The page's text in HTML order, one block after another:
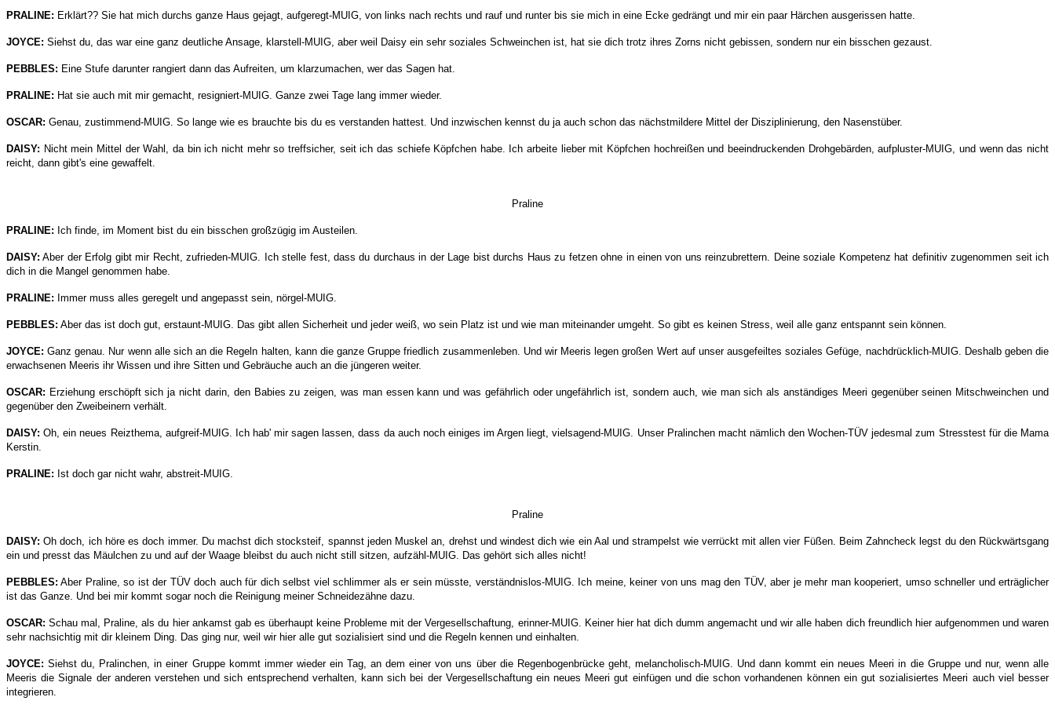
PRALINE: Erklärt?? Sie hat mich durchs ganze Haus gejagt, aufgeregt-MUIG, von links nach rechts und rauf und runter bis sie mich in eine Ecke gedrängt und mir ein paar Härchen ausgerissen hatte.
JOYCE: Siehst du, das war eine ganz deutliche Ansage, klarstell-MUIG, aber weil Daisy ein sehr soziales Schweinchen ist, hat sie dich trotz ihres Zorns nicht gebissen, sondern nur ein bisschen gezaust.
PEBBLES: Eine Stufe darunter rangiert dann das Aufreiten, um klarzumachen, wer das Sagen hat.
PRALINE: Hat sie auch mit mir gemacht, resigniert-MUIG. Ganze zwei Tage lang immer wieder.
OSCAR: Genau, zustimmend-MUIG. So lange wie es brauchte bis du es verstanden hattest. Und inzwischen kennst du ja auch schon das nächstmildere Mittel der Disziplinierung, den Nasenstüber.
DAISY: Nicht mein Mittel der Wahl, da bin ich nicht mehr so treffsicher, seit ich das schiefe Köpfchen habe. Ich arbeite lieber mit Köpfchen hochreißen und beeindruckenden Drohgebärden, aufpluster-MUIG, und wenn das nicht
reicht, dann gibt's eine gewaffelt.
Praline
PRALINE: Ich finde, im Moment bist du ein bisschen großzügig im Austeilen.
DAISY: Aber der Erfolg gibt mir Recht, zufrieden-MUIG. Ich stelle fest, dass du durchaus in der Lage bist durchs Haus zu fetzen ohne in einen von uns reinzubrettern. Deine soziale Kompetenz hat definitiv zugenommen seit ich
dich in die Mangel genommen habe.
PRALINE: Immer muss alles geregelt und angepasst sein, nörgel-MUIG.
PEBBLES: Aber das ist doch gut, erstaunt-MUIG. Das gibt allen Sicherheit und jeder weiß, wo sein Platz ist und wie man miteinander umgeht. So gibt es keinen Stress, weil alle ganz entspannt sein können.
JOYCE: Ganz genau. Nur wenn alle sich an die Regeln halten, kann die ganze Gruppe friedlich zusammenleben. Und wir Meeris legen großen Wert auf unser ausgefeiltes soziales Gefüge, nachdrücklich-MUIG. Deshalb geben die
erwachsenen Meeris ihr Wissen und ihre Sitten und Gebräuche auch an die jüngeren weiter.
OSCAR: Erziehung erschöpft sich ja nicht darin, den Babies zu zeigen, was man essen kann und was gefährlich oder ungefährlich ist, sondern auch, wie man sich als anständiges Meeri gegenüber seinen Mitschweinchen und
gegenüber den Zweibeinern verhält.
DAISY: Oh, ein neues Reizthema, aufgreif-MUIG. Ich hab' mir sagen lassen, dass da auch noch einiges im Argen liegt, vielsagend-MUIG. Unser Pralinchen macht nämlich den Wochen-TÜV jedesmal zum Stresstest für die Mama
Kerstin.
PRALINE: Ist doch gar nicht wahr, abstreit-MUIG.
Praline
DAISY: Oh doch, ich höre es doch immer. Du machst dich stocksteif, spannst jeden Muskel an, drehst und windest dich wie ein Aal und strampelst wie verrückt mit allen vier Füßen. Beim Zahncheck legst du den Rückwärtsgang
ein und presst das Mäulchen zu und auf der Waage bleibst du auch nicht still sitzen, aufzähl-MUIG. Das gehört sich alles nicht!
PEBBLES: Aber Praline, so ist der TÜV doch auch für dich selbst viel schlimmer als er sein müsste, verständnislos-MUIG. Ich meine, keiner von uns mag den TÜV, aber je mehr man kooperiert, umso schneller und erträglicher
ist das Ganze. Und bei mir kommt sogar noch die Reinigung meiner Schneidezähne dazu.
OSCAR: Schau mal, Praline, als du hier ankamst gab es überhaupt keine Probleme mit der Vergesellschaftung, erinner-MUIG. Keiner hier hat dich dumm angemacht und wir alle haben dich freundlich hier aufgenommen und waren
sehr nachsichtig mit dir kleinem Ding. Das ging nur, weil wir hier alle gut sozialisiert sind und die Regeln kennen und einhalten.
JOYCE: Siehst du, Pralinchen, in einer Gruppe kommt immer wieder ein Tag, an dem einer von uns über die Regenbogenbrücke geht, melancholisch-MUIG. Und dann kommt ein neues Meeri in die Gruppe und nur, wenn alle
Meeris die Signale der anderen verstehen und sich entsprechend verhalten, kann sich bei der Vergesellschaftung ein neues Meeri gut einfügen und die schon vorhandenen können ein gut sozialisiertes Meeri auch viel besser
integrieren.